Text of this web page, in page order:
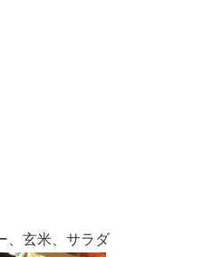
、玄米、サラダ